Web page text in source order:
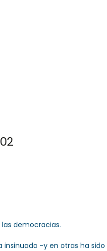
democracias.
insinuado -y en otras ha